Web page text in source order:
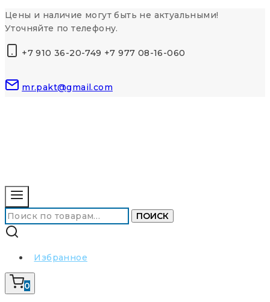
Перейти
к
Цены и наличие могут быть не актуальными!
Уточняйте по телефону.
+7 910 36-20-749 +7 977 08-16-060
mr.pakt@gmail.com
Искать: ПОИСК
Избранное
0